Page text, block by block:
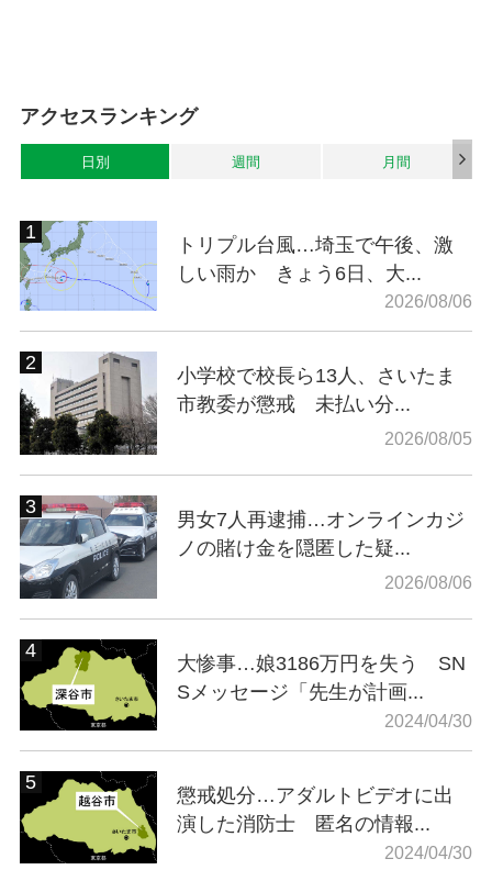
アクセスランキング
日別 週間 月間
トリプル台風…埼玉で午後、激
しい雨か きょう6日、大...
2026/08/06
小学校で校長ら13人、さいたま
市教委が懲戒 未払い分...
2026/08/05
男女7人再逮捕…オンラインカジ
ノの賭け金を隠匿した疑...
2026/08/06
大惨事…娘3186万円を失う SN
Sメッセージ「先生が計画...
2024/04/30
懲戒処分…アダルトビデオに出
演した消防士 匿名の情報...
2024/04/30